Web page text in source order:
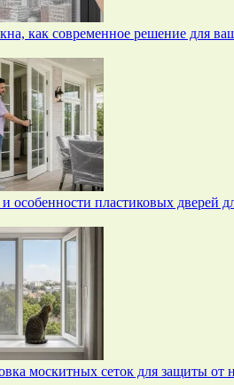
как современное решение для
особенности пластиковых дверей
москитных сеток для защиты от